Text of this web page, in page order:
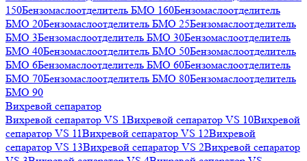
150Бензомаслоотделитель БМО 160Бензомаслоотделитель
БМО 20Бензомаслоотделитель БМО 25Бензомаслоотделитель
БМО 3Бензомаслоотделитель БМО 30Бензомаслоотделитель
БМО 40Бензомаслоотделитель БМО 50Бензомаслоотделитель
БМО 6Бензомаслоотделитель БМО 60Бензомаслоотделитель
БМО 70Бензомаслоотделитель БМО 80Бензомаслоотделитель
БМО 90
Вихревой сепаратор
Вихревой сепаратор VS 1Вихревой сепаратор VS 10Вихревой
сепаратор VS 11Вихревой сепаратор VS 12Вихревой
сепаратор VS 13Вихревой сепаратор VS 2Вихревой сепаратор